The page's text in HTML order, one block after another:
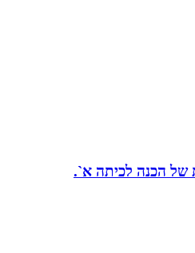
של הכנה לכיתה א`.